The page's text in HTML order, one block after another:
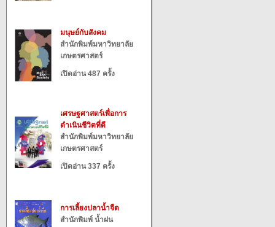
มนุษย์กับสังคม
สำนักพิมพ์มหาวิทยาลัย
เกษตรศาสตร์
เปิดอ่าน 487 ครั้ง
เศรษฐศาสตร์เพื่อการ
ดำเนินชีวิตที่ดี
สำนักพิมพ์มหาวิทยาลัย
เกษตรศาสตร์
เปิดอ่าน 337 ครั้ง
การเลี้ยงปลาน้ำจืด
สำนักพิมพ์ น้ำฝน